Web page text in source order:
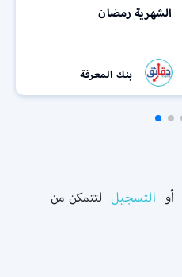
الشهرية رمضان
بنك المعرفة
أو التسجيل لتتمكن من